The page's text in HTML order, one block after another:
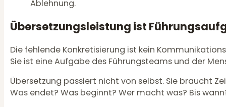
Ablehnung.
Übersetzungsleistung ist
Die fehlende Konkretisierung ist kein
Sie ist eine Aufgabe des Führungsteams und der
Übersetzung passiert nicht von selbst. Sie braucht
Was endet? Was beginnt? Wer macht was? Bis